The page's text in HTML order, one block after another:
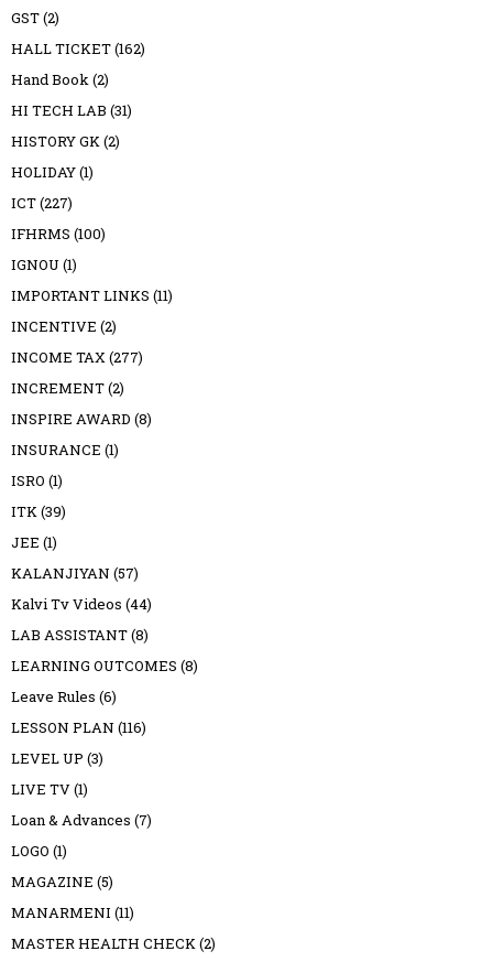
GST(2)
HALL TICKET(162)
Hand Book(2)
HI TECH LAB (31)
HISTORY GK(2)
HOLIDAY(1)
ICT(227)
IFHRMS (100)
IGNOU (1)
IMPORTANT LINKS (11)
INCENTIVE (2)
INCOME TAX(277)
INCREMENT(2)
INSPIRE AWARD (8)
INSURANCE (1)
ISRO (1)
ITK(39)
JEE (1)
KALANJIYAN (57)
Kalvi Tv Videos (44)
LAB ASSISTANT(8)
LEARNING OUTCOMES (8)
Leave Rules (6)
LESSON PLAN (116)
LEVEL UP (3)
LIVE TV(1)
Loan & Advances (7)
LOGO (1)
MAGAZINE (5)
MANARMENI (11)
MASTER HEALTH CHECK(2)